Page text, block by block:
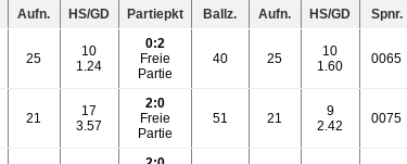
Aufn. HS/GD Partiepkt Ballz. Aufn. HS/GD Spnr.
25
10
1.24
0:2
Freie
Partie
40 25
10
1.60
0065
21
17
3.57
2:0
Freie
Partie
51 21
9
2.42
0075